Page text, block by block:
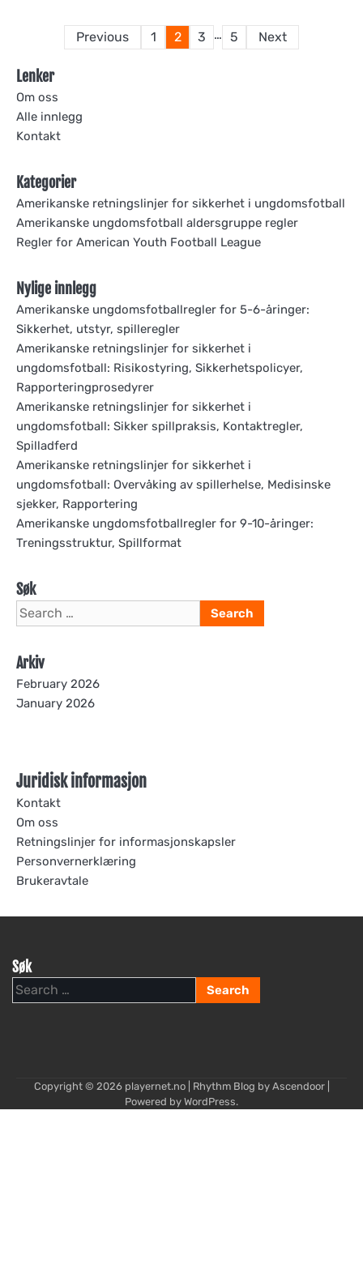
Posts
Previous 1 2 3 … 5 Next
Lenker
Om oss
Alle innlegg
Kontakt
Kategorier
Amerikanske retningslinjer for sikkerhet i ungdomsfotball
Amerikanske ungdomsfotball aldersgruppe regler
Regler for American Youth Football League
Nylige innlegg
Amerikanske ungdomsfotballregler for 5-6-åringer:
Sikkerhet, utstyr, spilleregler
Amerikanske retningslinjer for sikkerhet i
ungdomsfotball: Risikostyring, Sikkerhetspolicyer,
Rapporteringprosedyrer
Amerikanske retningslinjer for sikkerhet i
ungdomsfotball: Sikker spillpraksis, Kontaktregler,
Spilladferd
Amerikanske retningslinjer for sikkerhet i
ungdomsfotball: Overvåking av spillerhelse, Medisinske
sjekker, Rapportering
Amerikanske ungdomsfotballregler for 9-10-åringer:
Treningsstruktur, Spillformat
Søk
Search
for:
Arkiv
February 2026
January 2026
Juridisk informasjon
Kontakt
Om oss
Retningslinjer for informasjonskapsler
Personvernerklæring
Brukeravtale
Søk
Search
for:
Copyright © 2026 playernet.no| Rhythm Blog by Ascendoor|
Powered by WordPress.